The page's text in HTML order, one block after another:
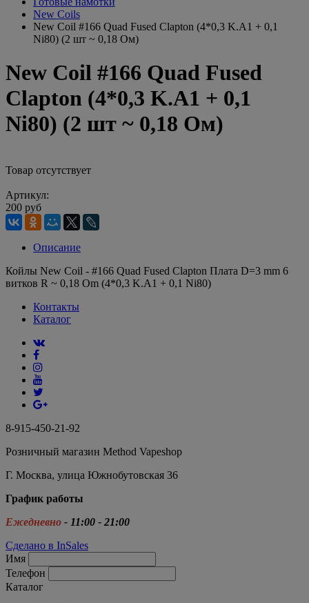
New Coils
New Coil #166 Quad Fused Clapton (4*0,3 K.A1 + 0,1
Ni80) (2 шт ~ 0,18 Ом)
New Coil #166 Quad Fused
Clapton (4*0,3 K.A1 + 0,1
Ni80) (2 шт ~ 0,18 Ом)
Товар отсутствует
Артикул:
200 руб
Описание
Койлы New Coil - #166 Quad Fused Clapton Плата D=3 mm 6
витков R ~ 0,18 Om (4*0,3 K.A1 + 0,1 Ni80)
Контакты
Каталог
8-915-450-21-92
Розничный магазин Method Vapeshop
Г. Москва, улица Южнобутовская 36
График работы
Ежедневно - 11:00 - 21:00
Сделано в InSales
Имя
Телефон
Каталог